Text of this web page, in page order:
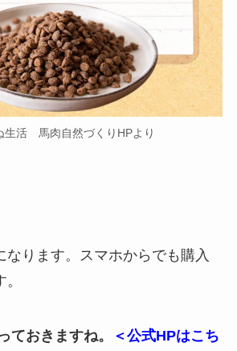
生活 馬肉自然づくりHPより
なります。スマホからでも購入
ておきますね。
＜公式HPはこち